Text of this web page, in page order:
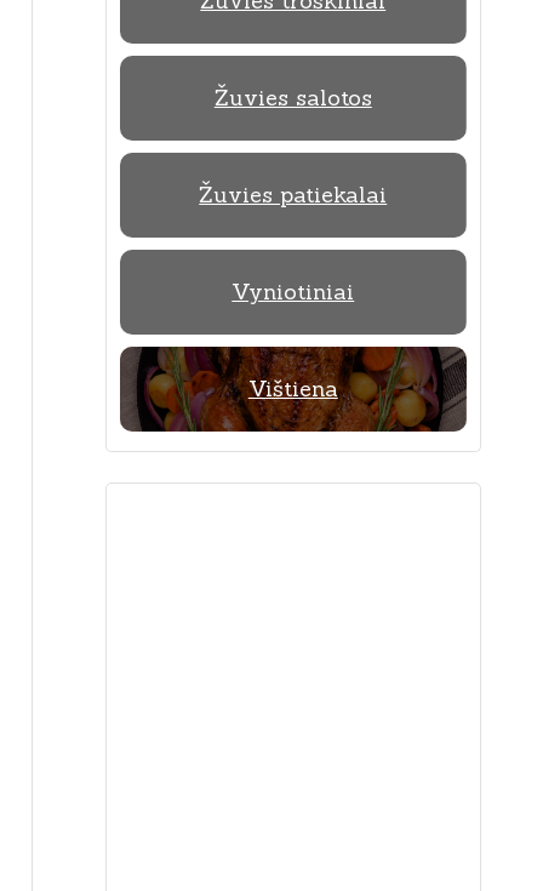
Žuvies salotos
Žuvies patiekalai
Vyniotiniai
Vištiena